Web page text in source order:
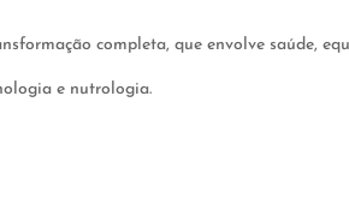
completa, que envolve saúde,
e nutrologia.